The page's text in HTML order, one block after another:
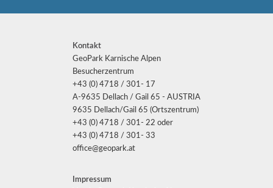
Kontakt
GeoPark Karnische Alpen
Besucherzentrum
+43 (0) 4718 / 301- 17
A-9635 Dellach / Gail 65 - AUSTRIA
9635 Dellach/Gail 65 (Ortszentrum)
+43 (0) 4718 / 301- 22 oder
+43 (0) 4718 / 301- 33
office@geopark.at
Impressum